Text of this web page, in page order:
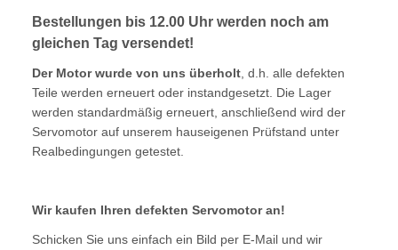
Bestellungen bis 12.00 Uhr werden noch am
gleichen Tag versendet!
Der Motor wurde von uns überholt , d.h. alle defekten
Teile werden erneuert oder instandgesetzt. Die Lager
werden standardmäßig erneuert, anschließend wird der
Servomotor auf unserem hauseigenen Prüfstand unter
Realbedingungen getestet.
Wir kaufen Ihren defekten Servomotor an!
Schicken Sie uns einfach ein Bild per E-Mail und wir